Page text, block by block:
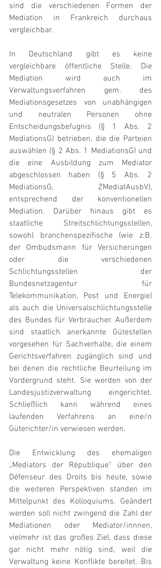
sind die verschiedenen Formen der
Mediation in Frankreich durchaus
vergleichbar.
In Deutschland gibt es keine
vergleichbare öffentliche Stelle. Die
Mediation wird auch im
Verwaltungsverfahren gem. des
Mediationsgesetzes von unabhängigen
und neutralen Personen ohne
Entscheidungsbefugnis (§ 1 Abs. 2
MediationsG) betrieben, die die Parteien
auswählen (§ 2 Abs. 1 MediationsG) und
die eine Ausbildung zum Mediator
abgeschlossen haben (§ 5 Abs. 2
MediationsG, ZMediatAusbV),
entsprechend der konventionellen
Mediation. Darüber hinaus gibt es
staatliche Streitschlichtungsstellen,
sowohl branchenspezifische (wie z.B.
der Ombudsmann für Versicherungen
oder die verschiedenen
Schlichtungsstellen der
Bundesnetzagentur für
Telekommunikation, Post und Energie)
als auch die Universalschlichtungsstelle
des Bundes für Verbraucher. Außerdem
sind staatlich anerkannte Gütestellen
vorgesehen für Sachverhalte, die einem
Gerichtsverfahren zugänglich sind und
bei denen die rechtliche Beurteilung im
Vordergrund steht. Sie werden von der
Landesjustizverwaltung eingerichtet.
Schließlich kann während eines
laufenden Verfahrens an eine/n
Güterichter/in verwiesen werden.
Die Entwicklung des ehemaligen
„Mediators der République“ über den
Défenseur des Droits bis heute, sowie
die weiteren Perspektiven standen im
Mittelpunkt des Kolloquiums. Geändert
werden soll nicht zwingend die Zahl der
Mediationen oder Mediator/innnen,
vielmehr ist das großes Ziel, dass diese
gar nicht mehr nötig sind, weil die
Verwaltung keine Konflikte bereitet. Bis